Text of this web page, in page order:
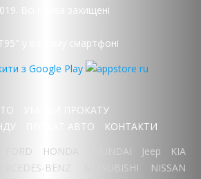
Всі права захищені
у вашому смартфоні
УМОВИ ПРОКАТУ
ПРОКАТ АВТО
КОНТАКТИ
FORD HONDA HYUNDAI Jeep
KIA
BENZ MITSUBISHI
NISSAN